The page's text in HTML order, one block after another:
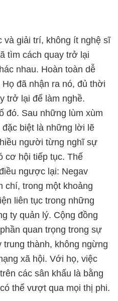
và giải trí, không ít nghệ sĩ
tìm cách quay trở lại
nhau. Hoàn toàn dễ
đã nhận ra nó, đủ thời
trở lại để làm nghề.
đó. Sau những lùm xùm
đặc biệt là những lời lẽ
người từng nghĩ sự
cơ hội tiếp tục. Thế
ngược lại: Negav
chí, trong một khoảng
liên tục trong những
ty quản lý. Cộng đồng
quan trọng trong sự
thành, không ngừng
xã hội. Với họ, việc
các sân khấu là bằng
thể vượt qua mọi thị phi.